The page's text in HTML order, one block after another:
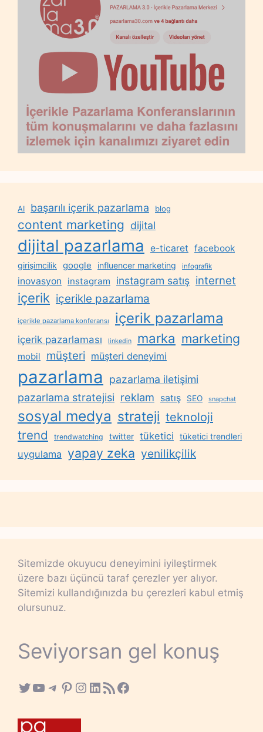
AI başarılı içerik pazarlama blog
content marketing dijital
dijital pazarlama e-ticaret facebook
girişimcilik google influencer marketing infografik
inovasyon instagram instagram satış internet
içerik içerikle pazarlama
içerikle pazarlama konferansı içerik pazarlama
içerik pazarlaması linkedin marka marketing
mobil müşteri müşteri deneyimi
pazarlama
pazarlama iletişimi
pazarlama stratejisi reklam satış SEO snapchat
sosyal medya strateji teknoloji
trend trendwatching twitter tüketici tüketici trendleri
uygulama yapay zeka yenilikçilik
Sitemizde okuyucu deneyimini iyileştirmek
üzere bazı üçüncü taraf çerezler yer alıyor.
Sitemizi kullandığınızda bu çerezleri kabul etmiş
olursunuz.
Seviyorsan gel konuş
Twitter
YouTube
Telegram
Pinterest
Instagram
LinkedIn
RSS FeedFacebook